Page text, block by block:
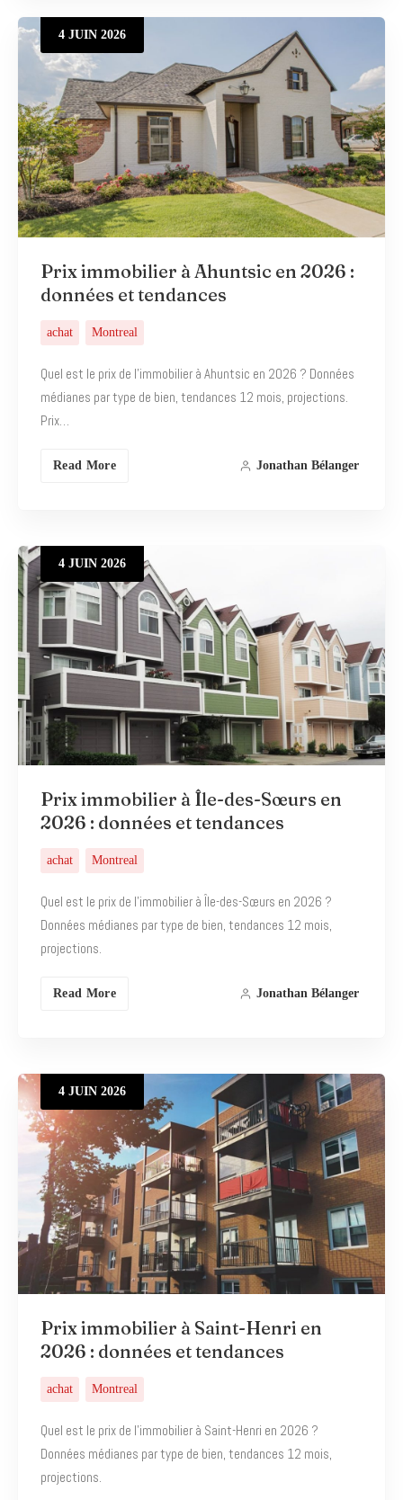
4 JUIN 2026
Prix immobilier à Ahuntsic en 2026 :
données et tendances
achat Montreal
Quel est le prix de l’immobilier à Ahuntsic en 2026 ? Données
médianes par type de bien, tendances 12 mois, projections.
Prix…
Read More Jonathan Bélanger
4 JUIN 2026
Prix immobilier à Île-des-Sœurs en
2026 : données et tendances
achat Montreal
Quel est le prix de l’immobilier à Île-des-Sœurs en 2026 ?
Données médianes par type de bien, tendances 12 mois,
projections.
Read More Jonathan Bélanger
4 JUIN 2026
Prix immobilier à Saint-Henri en
2026 : données et tendances
achat Montreal
Quel est le prix de l’immobilier à Saint-Henri en 2026 ?
Données médianes par type de bien, tendances 12 mois,
projections.